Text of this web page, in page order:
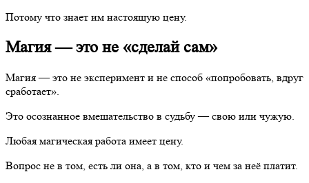
Потому что знает им настоящую цену.
Магия — это не «сделай сам»
Магия — это не эксперимент и не способ «попробовать, вдруг
сработает».
Это осознанное вмешательство в судьбу — свою или чужую.
Любая магическая работа имеет цену.
Вопрос не в том, есть ли она, а в том, кто и чем за неё платит.